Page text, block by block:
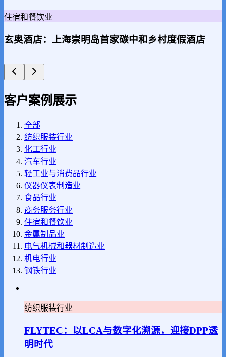
住宿和餐饮业
玄奥酒店：上海崇明岛首家碳中和乡村度假酒店
客户案例展示
全部
纺织服装行业
化工行业
汽车行业
轻工业与消费品行业
仪器仪表制造业
食品行业
商务服务行业
住宿和餐饮业
金属制品业
电气机械和器材制造业
机电行业
钢铁行业
纺织服装行业
FLYTEC：以LCA与数字化溯源，迎接DPP透
明时代